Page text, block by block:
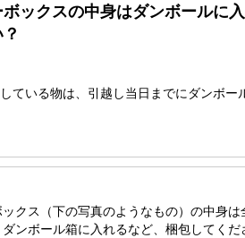
ボックスの中身はダンボールに
ている物は、引越し当日までにダンボー
ックス（下の写真のようなもの）の中身は
ダンボール箱に入れるなど、梱包してくだ